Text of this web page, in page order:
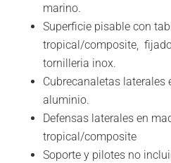
marino.
Superficie pisable con
tropical/composite,
tornilleria inox.
Cubrecanaletas laterales
aluminio.
Defensas laterales en
tropical/composite
Soporte y pilotes no